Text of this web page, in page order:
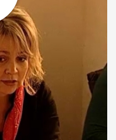
életében, és
valamit az asztalra -
Hangsúlyozta:
mentek el a
kínlódás a
alapja.
és ha nem érjük el
nem tudtak erről, miért